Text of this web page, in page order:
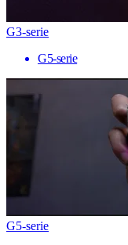
G3-serie
G5-serie
G5-serie